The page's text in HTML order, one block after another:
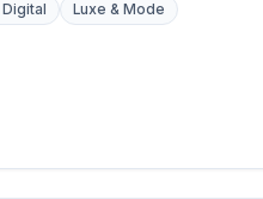
Digital
Luxe & Mode